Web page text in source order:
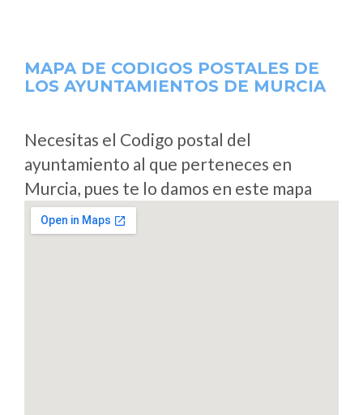
MAPA DE CODIGOS POSTALES DE
LOS AYUNTAMIENTOS DE MURCIA
Necesitas el Codigo postal del
ayuntamiento al que perteneces en
Murcia, pues te lo damos en este mapa